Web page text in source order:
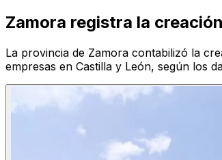
Zamora registra la
La provincia de Zamora contabilizó la
empresas en Castilla y León, según los